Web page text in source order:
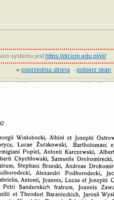
systemu jest https://dir.icm.edu.pl/pl/.
«poprzednia strona ·pobierz skan